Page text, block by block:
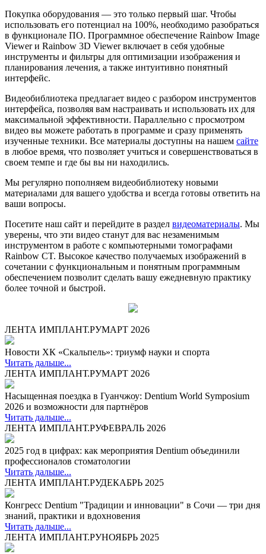
Покупка оборудования — это только первый шаг. Чтобы
использовать его потенциал на 100%, необходимо разобраться
в функционале ПО. Программное обеспечение Rainbow Image
Viewer и Rainbow 3D Viewer включает в себя удобные
инструменты и фильтры для оптимизации изображения и
планирования лечения, а также интуитивно понятный
интерфейс.
Видеобиблиотека предлагает видео с разбором инструментов
интерфейса, позволяя вам настраивать и использовать их для
максимальной эффективности. Параллельно с просмотром
видео вы можете работать в программе и сразу применять
изученные техники. Все материалы доступны на нашем сайте
в любое время, что позволяет учиться и совершенствоваться в
своем темпе и где бы вы ни находились.
Мы регулярно пополняем видеобиблиотеку новыми
материалами для вашего удобства и всегда готовы ответить на
ваши вопросы.
Посетите наш сайт и перейдите в раздел видеоматериалы. Мы
уверены, что эти видео станут для вас незаменимым
инструментом в работе с компьютерными томографами
Rainbow СT. Высокое качество получаемых изображений в
сочетании с функциональным и понятным программным
обеспечением позволит сделать вашу ежедневную практику
более точной и быстрой.
ЛЕНТА ИМПЛАНТ.РУМАРТ 2026
Новости ХК «Скальпель»: триумф науки и спорта
Читать дальше...
ЛЕНТА ИМПЛАНТ.РУМАРТ 2026
Насыщенная поездка в Гуанчжоу: Dentium World Symposium
2026 и возможности для партнёров
Читать дальше...
ЛЕНТА ИМПЛАНТ.РУФЕВРАЛЬ 2026
2025 год в цифрах: как мероприятия Dentium объединили
профессионалов стоматологии
Читать дальше...
ЛЕНТА ИМПЛАНТ.РУДЕКАБРЬ 2025
Конгресс Dentium "Традиции и инновации" в Сочи — три дня
знаний, практики и вдохновения
Читать дальше...
ЛЕНТА ИМПЛАНТ.РУНОЯБРЬ 2025